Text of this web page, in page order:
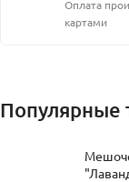
Оплата
картами
Популярные